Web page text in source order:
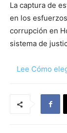
La captura de
en los
corrupción en
sistema de
Lee Cómo